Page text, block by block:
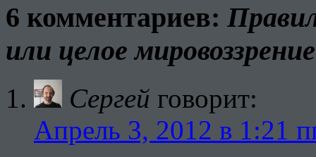
6 комментариев:
или целое
Сергей говорит:
Апрель 3, 2012 в 1:21